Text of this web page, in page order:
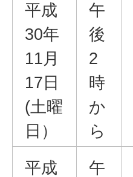
平成
30年
11月
17日
(土曜
日）
午
後
2
時
か
ら
平成
午